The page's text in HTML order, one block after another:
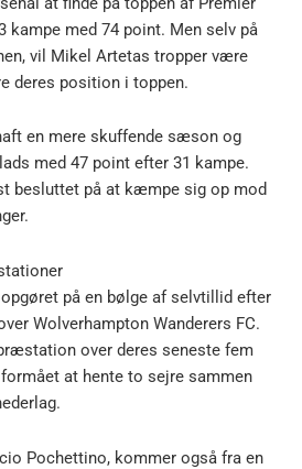
kampe med 74 point. Men selv på
vil Mikel Artetas tropper være
deres position i toppen.
en mere skuffende sæson og
med 47 point efter 31 kampe.
besluttet på at kæmpe sig op mod
på en bølge af selvtillid efter
Wolverhampton Wanderers FC.
over deres seneste fem
at hente to sejre sammen
Pochettino, kommer også fra en